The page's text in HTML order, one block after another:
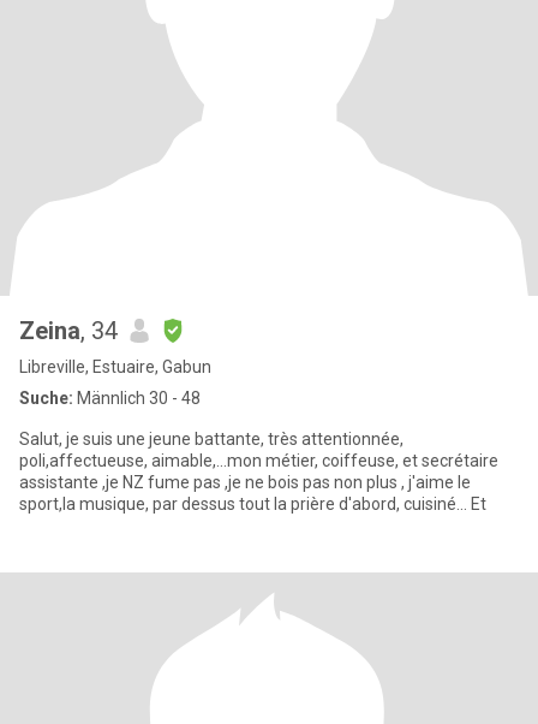
Zeina, 34
Libreville, Estuaire, Gabun
Suche: Männlich 30 - 48
Salut, je suis une jeune battante, très attentionnée,
poli,affectueuse, aimable,...mon métier, coiffeuse, et secrétaire
assistante ,je NZ fume pas ,je ne bois pas non plus , j'aime le
sport,la musique, par dessus tout la prière d'abord, cuisiné... Et